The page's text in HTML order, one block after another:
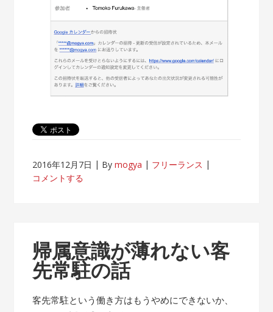
2016年12月7日 Bymogya
フリーランス
コメントする
帰属意識が薄れない客
先常駐の話
客先常駐という働き方はもうやめにできないか、